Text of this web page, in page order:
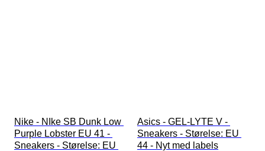
Nike - NIke SB Dunk Low
Purple Lobster EU 41 -
Sneakers - Størelse: EU
Asics - GEL-LYTE V -
Sneakers - Størelse: EU
44 - Nyt med labels